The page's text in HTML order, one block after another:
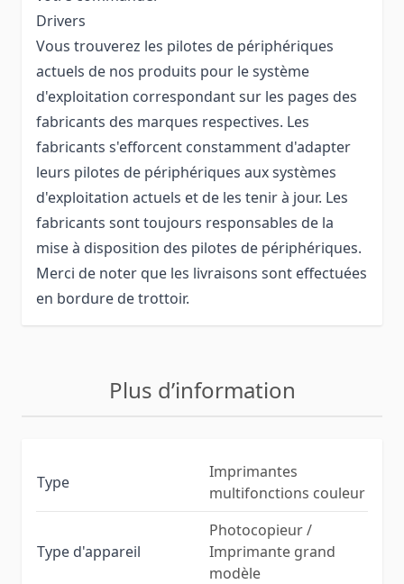
Drivers
Vous trouverez les pilotes de périphériques
actuels de nos produits pour le système
d'exploitation correspondant sur les pages des
fabricants des marques respectives. Les
fabricants s'efforcent constamment d'adapter
leurs pilotes de périphériques aux systèmes
d'exploitation actuels et de les tenir à jour. Les
fabricants sont toujours responsables de la
mise à disposition des pilotes de périphériques.
Merci de noter que les livraisons sont effectuées
en bordure de trottoir.
Plus d’information
Type
Imprimantes
multifonctions couleur
Type d'appareil
Photocopieur /
Imprimante grand
modèle